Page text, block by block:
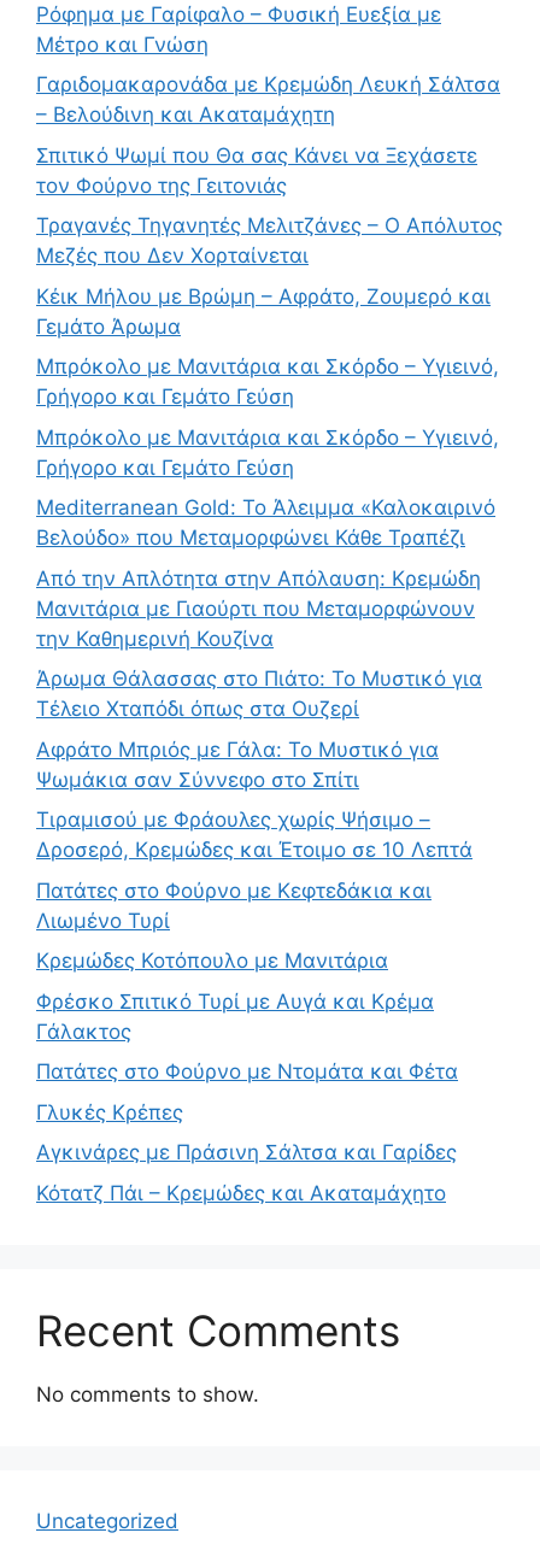
Ρόφημα με Γαρίφαλο – Φυσική Ευεξία με
Μέτρο και Γνώση
Γαριδομακαρονάδα με Κρεμώδη Λευκή Σάλτσα
– Βελούδινη και Ακαταμάχητη
Σπιτικό Ψωμί που Θα σας Κάνει να Ξεχάσετε
τον Φούρνο της Γειτονιάς
Τραγανές Τηγανητές Μελιτζάνες – Ο Απόλυτος
Μεζές που Δεν Χορταίνεται
Κέικ Μήλου με Βρώμη – Αφράτο, Ζουμερό και
Γεμάτο Άρωμα
Μπρόκολο με Μανιτάρια και Σκόρδο – Υγιεινό,
Γρήγορο και Γεμάτο Γεύση
Μπρόκολο με Μανιτάρια και Σκόρδο – Υγιεινό,
Γρήγορο και Γεμάτο Γεύση
Mediterranean Gold: Το Άλειμμα «Καλοκαιρινό
Βελούδο» που Μεταμορφώνει Κάθε Τραπέζι
Από την Απλότητα στην Απόλαυση: Κρεμώδη
Μανιτάρια με Γιαούρτι που Μεταμορφώνουν
την Καθημερινή Κουζίνα
Άρωμα Θάλασσας στο Πιάτο: Το Μυστικό για
Τέλειο Χταπόδι όπως στα Ουζερί
Αφράτο Μπριός με Γάλα: Το Μυστικό για
Ψωμάκια σαν Σύννεφο στο Σπίτι
Τιραμισού με Φράουλες χωρίς Ψήσιμο –
Δροσερό, Κρεμώδες και Έτοιμο σε 10 Λεπτά
Πατάτες στο Φούρνο με Κεφτεδάκια και
Λιωμένο Τυρί
Κρεμώδες Κοτόπουλο με Μανιτάρια
Φρέσκο Σπιτικό Τυρί με Αυγά και Κρέμα
Γάλακτος
Πατάτες στο Φούρνο με Ντομάτα και Φέτα
Γλυκές Κρέπες
Αγκινάρες με Πράσινη Σάλτσα και Γαρίδες
Κότατζ Πάι – Κρεμώδες και Ακαταμάχητο
Recent Comments
No comments to show.
Uncategorized